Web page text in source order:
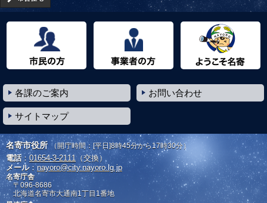
各課のご案内 お問い合わせ
サイトマップ
名寄市役所 （開庁時間：[平日]8時45分から17時30分）
電話： 01654-3-2111 （交換）
メール： nayoro@city.nayoro.lg.jp
名寄庁舎
〒096-8686
北海道名寄市大通南1丁目1番地